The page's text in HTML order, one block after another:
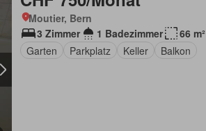
Moutier, Bern
3 Zimmer
1 Badezimmer
66 m²
Garten
Parkplatz Keller Balkon